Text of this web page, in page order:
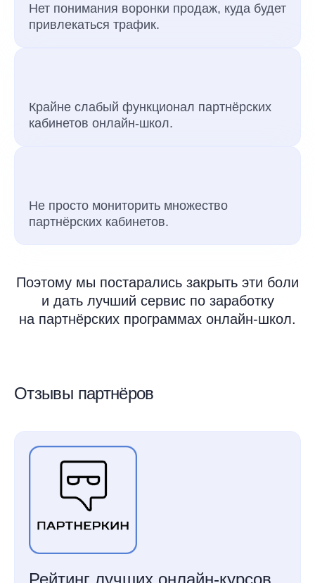
Нет понимания воронки продаж, куда будет
привлекаться трафик.
Крайне слабый функционал партнёрских
кабинетов онлайн-школ.
Не просто мониторить множество
партнёрских кабинетов.
Поэтому мы постарались закрыть эти боли
и дать лучший сервис по заработку
на партнёрских программах онлайн-школ.
Отзывы партнёров
Рейтинг лучших онлайн-курсов